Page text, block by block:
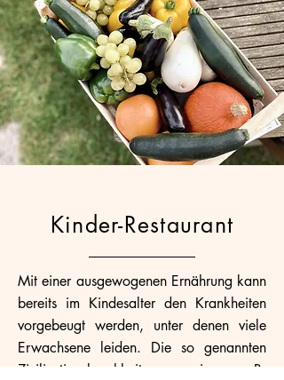
Kinder-Restaurant
Mit einer ausgewogenen Ernährung kann
bereits im Kindesalter den Krankheiten
vorgebeugt werden, unter denen viele
Erwachsene leiden. Die so genannten
Zivilisationskrankheiten wie z.B.